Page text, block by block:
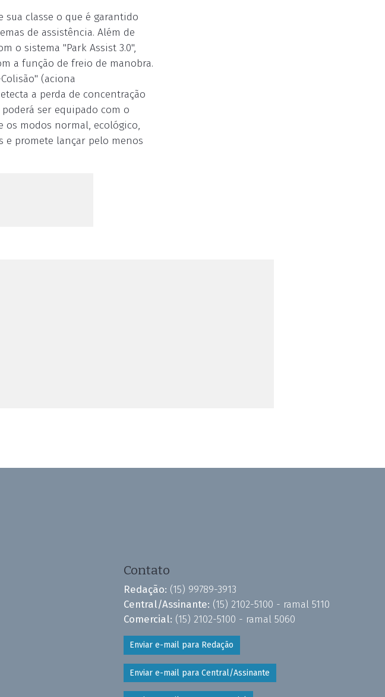
sua classe o que é garantido
de assistência. Além de
o sistema "Park Assist 3.0",
a função de freio de manobra.
(aciona
a perda de concentração
ser equipado com o
os modos normal, ecológico,
e promete lançar pelo menos
Contato
Redação: (15) 99789-3913
Central/Assinante: (15) 2102-5100 - ramal 5110
Comercial: (15) 2102-5100 - ramal 5060
Enviar e-mail para Redação
Enviar e-mail para Central/Assinante